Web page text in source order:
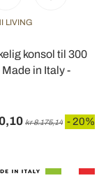
LIVING
konsol til 300
in Italy -
kr 8.175,14 - 20%